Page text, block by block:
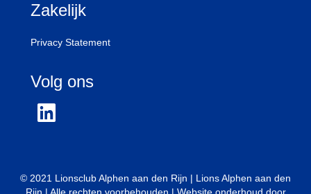
Zakelijk
Privacy Statement
Volg ons
© 2021 Lionsclub Alphen aan den Rijn | Lions Alphen aan den